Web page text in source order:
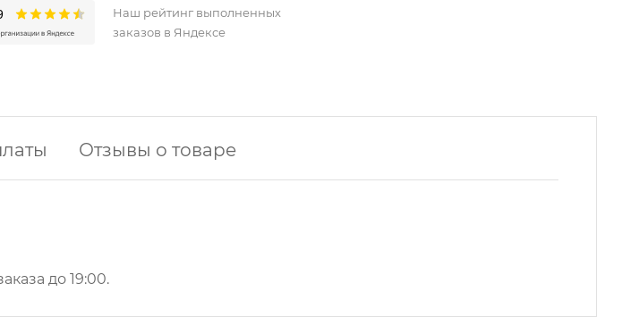
Наш рейтинг выполненных
заказов в Яндексе
Отзывы о товаре
до 19:00.